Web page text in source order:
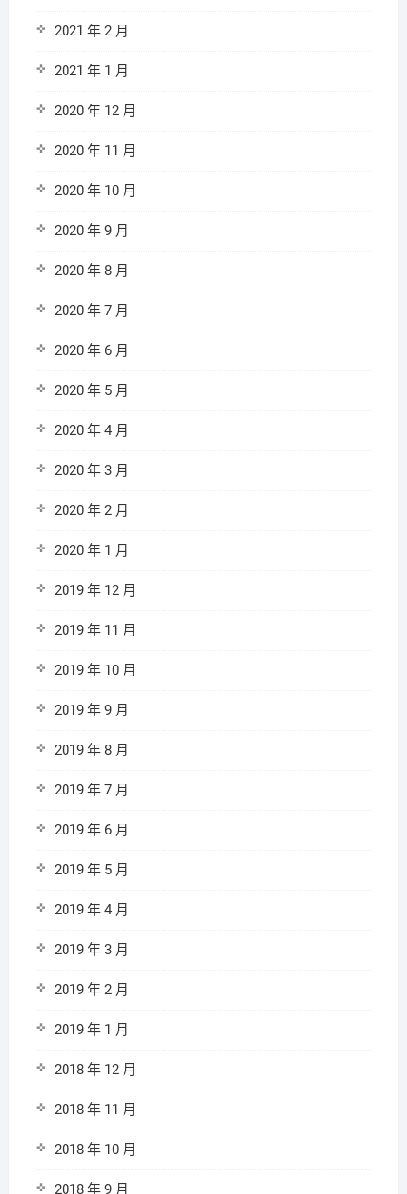
2021 年 2 月
2021 年 1 月
2020 年 12 月
2020 年 11 月
2020 年 10 月
2020 年 9 月
2020 年 8 月
2020 年 7 月
2020 年 6 月
2020 年 5 月
2020 年 4 月
2020 年 3 月
2020 年 2 月
2020 年 1 月
2019 年 12 月
2019 年 11 月
2019 年 10 月
2019 年 9 月
2019 年 8 月
2019 年 7 月
2019 年 6 月
2019 年 5 月
2019 年 4 月
2019 年 3 月
2019 年 2 月
2019 年 1 月
2018 年 12 月
2018 年 11 月
2018 年 10 月
2018 年 9 月